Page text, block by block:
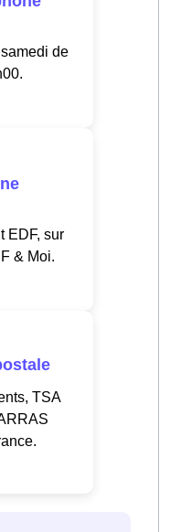
de
EDF, sur
& Moi.
TSA